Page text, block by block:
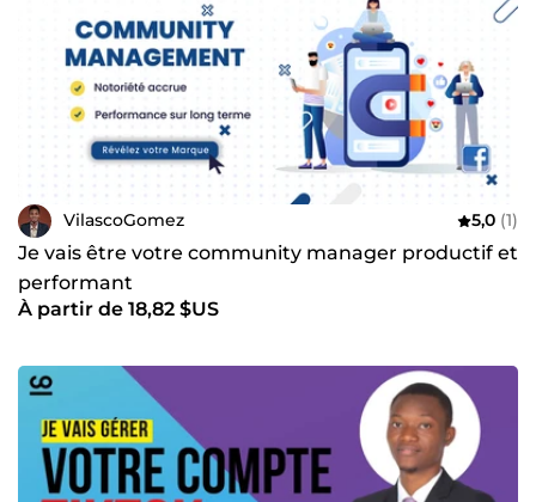
VilascoGomez 5,0 (1)
Je vais être votre community manager productif et
performant
À partir de 18,82 $US